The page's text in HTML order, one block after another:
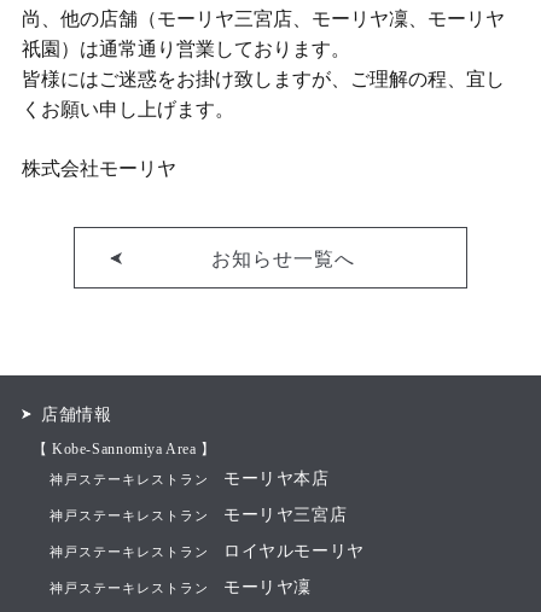
尚、他の店舗（モーリヤ三宮店、モーリヤ凜、モーリヤ
祇園）は通常通り営業しております。
皆様にはご迷惑をお掛け致しますが、ご理解の程、宜し
くお願い申し上げます。
株式会社モーリヤ
お知らせ一覧へ
店舗情報
【 Kobe-Sannomiya Area 】
神戸ステーキレストラン モーリヤ本店
神戸ステーキレストラン モーリヤ三宮店
神戸ステーキレストラン ロイヤルモーリヤ
神戸ステーキレストラン モーリヤ凜